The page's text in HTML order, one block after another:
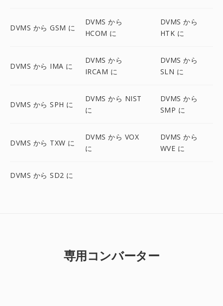
DVMS から GSM に
DVMS から
HCOM に
DVMS から
HTK に
DVMS から IMA に
DVMS から
IRCAM に
DVMS から
SLN に
DVMS から SPH に
DVMS から NIST
に
DVMS から
SMP に
DVMS から TXW に
DVMS から VOX
に
DVMS から
WVE に
DVMS から SD2 に
専用コンバーター